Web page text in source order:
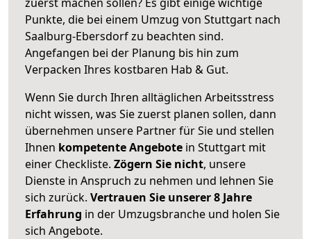
Punkte, die bei einem Umzug von Stuttgart nach
Saalburg-Ebersdorf zu beachten sind.
Angefangen bei der Planung bis hin zum
Verpacken Ihres kostbaren Hab & Gut.
Wenn Sie durch Ihren alltäglichen Arbeitsstress
nicht wissen, was Sie zuerst planen sollen, dann
übernehmen unsere Partner für Sie und stellen
Ihnen kompetente Angebote in Stuttgart mit
einer Checkliste. Zögern Sie nicht, unsere
Dienste in Anspruch zu nehmen und lehnen Sie
sich zurück. Vertrauen Sie unserer 8 Jahre
Erfahrung in der Umzugsbranche und holen Sie
sich Angebote.